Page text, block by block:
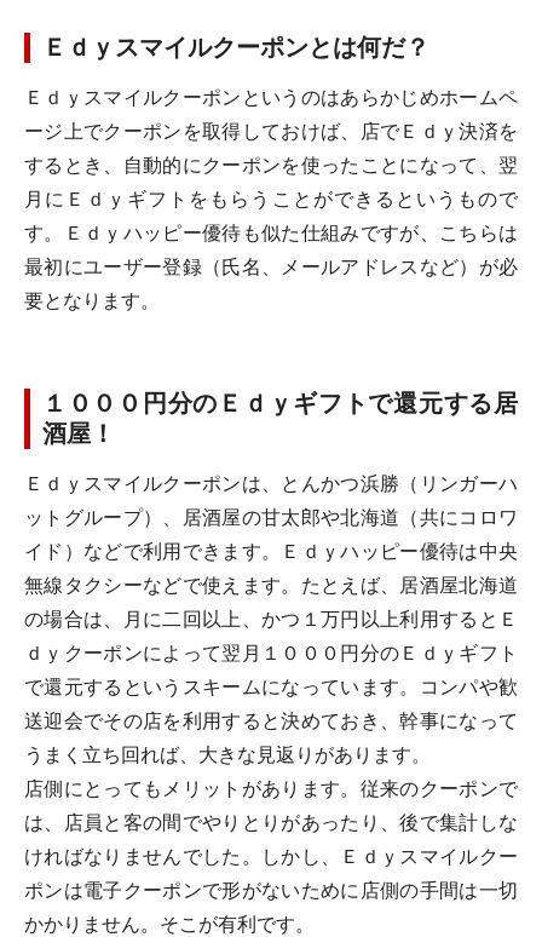
Ｅｄｙスマイルクーポンとは何だ？
Ｅｄｙスマイルクーポンというのはあらかじめホームペ
ージ上でクーポンを取得しておけば、店でＥｄｙ決済を
するとき、自動的にクーポンを使ったことになって、翌
月にＥｄｙギフトをもらうことができるというもので
す。Ｅｄｙハッピー優待も似た仕組みですが、こちらは
最初にユーザー登録（氏名、メールアドレスなど）が必
要となります。
１０００円分のＥｄｙギフトで還元する居
酒屋！
Ｅｄｙスマイルクーポンは、とんかつ浜勝（リンガーハ
ットグループ）、居酒屋の甘太郎や北海道（共にコロワ
イド）などで利用できます。Ｅｄｙハッピー優待は中央
無線タクシーなどで使えます。たとえば、居酒屋北海道
の場合は、月に二回以上、かつ１万円以上利用するとＥ
ｄｙクーポンによって翌月１０００円分のＥｄｙギフト
で還元するというスキームになっています。コンパや歓
送迎会でその店を利用すると決めておき、幹事になって
うまく立ち回れば、大きな見返りがあります。
店側にとってもメリットがあります。従来のクーポンで
は、店員と客の間でやりとりがあったり、後で集計しな
ければなりませんでした。しかし、Ｅｄｙスマイルクー
ポンは電子クーポンで形がないために店側の手間は一切
かかりません。そこが有利です。